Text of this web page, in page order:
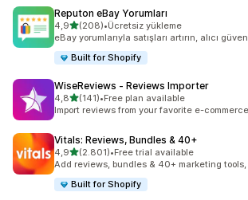
Reputon eBay Yorumları
4,95 yıldız üzerinden
(208)
toplam 208 değerlendirme
•Ücretsiz yükleme
eBay yorumlarıyla satışları artırın, alıcı
Built for Shopify
WiseReviews ‑ Reviews Importer
4,85 yıldız üzerinden
(141)
toplam 141 değerlendirme
•Free plan available
Import reviews from your favorite e-
Vitals: Reviews, Bundles & 40+
4,95 yıldız üzerinden
(2.801)
toplam 2801 değerlendirme
•Free trial available
Add reviews, bundles & 40+ marketing
Built for Shopify